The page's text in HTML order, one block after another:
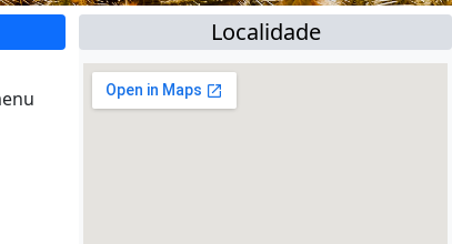
Localidade